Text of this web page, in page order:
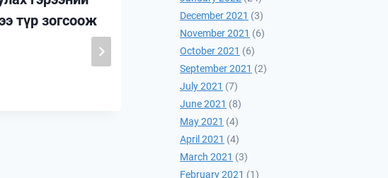
түр зогсоож
“Стратегийн судалгаа”
сэтгүүл DOI (Digital
Object Identifier)
дугаарт шилжлээ
2025-11-18
December 2021 (3)
November 2021 (6)
October 2021 (6)
September 2021 (2)
July 2021 (7)
June 2021 (8)
May 2021 (4)
April 2021 (4)
March 2021 (3)
February 2021 (1)